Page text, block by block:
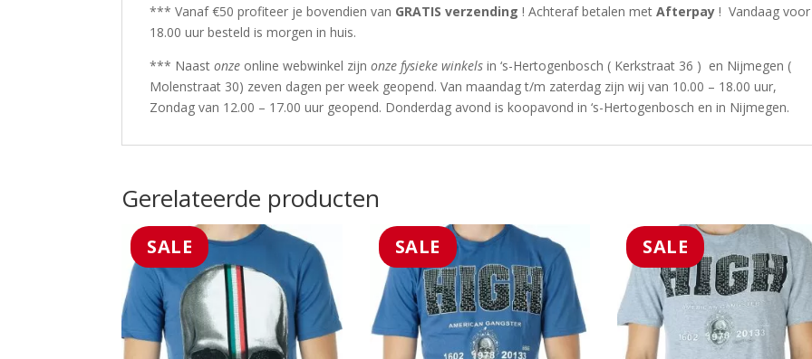
*** Vanaf €50 profiteer je bovendien van GRATIS verzending! Achteraf betalen metAfterpay ! Vandaag voor
18.00 uur besteld is morgen in huis.
*** Naastonze online webwinkel zijnonze fysieke winkels in ‘s-Hertogenbosch ( Kerkstraat 36 ) en Nijmegen (
Molenstraat 30) zeven dagen per week geopend. Van maandag t/m zaterdag zijn wij van 10.00 – 18.00 uur,
Zondag van 12.00 – 17.00 uur geopend. Donderdag avond is koopavond in ‘s-Hertogenbosch en in Nijmegen.
Gerelateerde producten
SALE SALE SALE